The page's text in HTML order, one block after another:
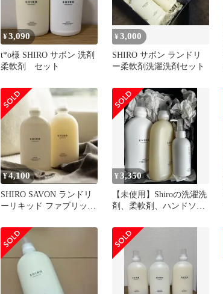
¥3,090
t*o様 SHIRO サボン 洗剤
柔軟剤 セット
¥3,000
SHIRO サボン ランドリ
ー柔軟剤洗濯洗剤セット
¥4,100
SHIRO SAVON ランドリ
ーリキッド ファブリック
¥3,350
【未使用】Shiroの洗濯洗
剤、柔軟剤、ハンドソー